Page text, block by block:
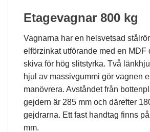
Etagevagnar 800 kg
Vagnarna har en helsvetsad
elförzinkat utförande med en MDF
skiva för hög slitstyrka. Två
hjul av massivgummi gör vagnen
manövrera. Avståndet från
gejdern är 285 mm och därefter
gejdrarna. Ett fast handtag finns
mm.
från
Marknadsföring
Genom att dela
med dig av dina
intressen och ditt
beteende när du
surfar ökar du
chansen att få se
personligt